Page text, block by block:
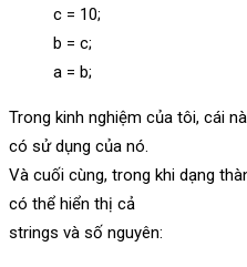
c = 10;
b = c;
a = b;
Trong kinh nghiệm của tôi, cái
có sử dụng của nó.
Và cuối cùng, trong khi dạng
có thể hiển thị cả
strings và số nguyên: